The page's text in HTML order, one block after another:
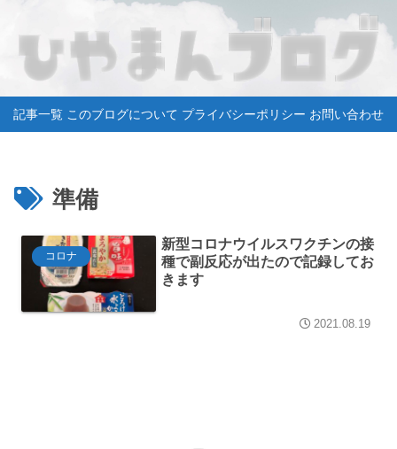
記事一覧 このブログについて プライバシーポリシー お問い合わせ
準備
コロナ
新型コロナウイルスワクチンの接
種で副反応が出たので記録してお
きます
2021.08.19